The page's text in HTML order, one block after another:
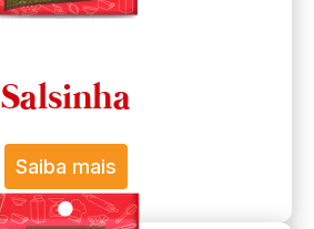
Salsinha
Saiba mais